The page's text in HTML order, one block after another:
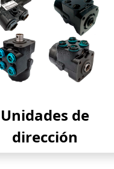
Unidades de
dirección